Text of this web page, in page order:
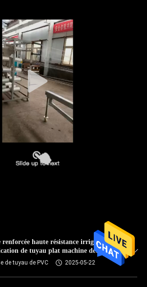
haute résistance irrigation
de tuyau plat machine de
de tuyau de PVC 2025-05-22